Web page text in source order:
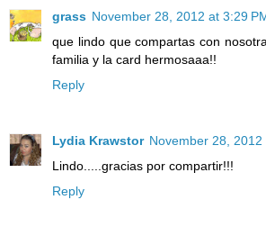
grass November 28, 2012 at 3:29
que lindo que compartas con
familia y la card hermosaaa!!
Reply
Lydia Krawstor November 28, 2012
Lindo.....gracias por compartir!!!
Reply